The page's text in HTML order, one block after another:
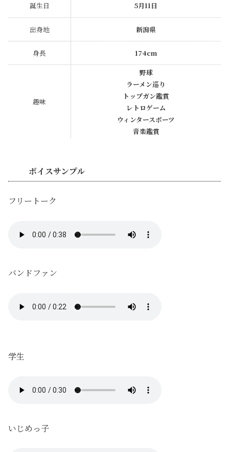
誕生日 5月11日
出身地 新潟県
身長 174cm
趣味
野球
ラーメン巡り
トップガン鑑賞
レトロゲーム
ウィンタースポーツ
音楽鑑賞
ボイスサンプル
フリートーク
バンドファン
学生
いじめっ子